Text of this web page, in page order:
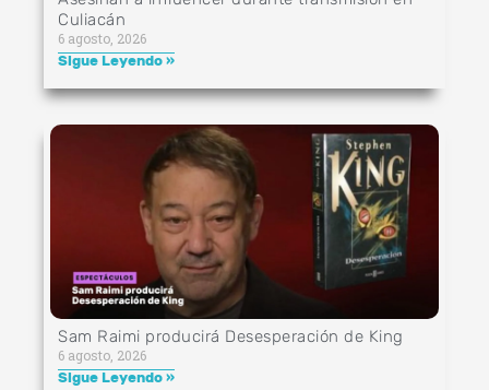
Culiacán
6 agosto, 2026
Sigue Leyendo »
Sam Raimi producirá Desesperación de King
6 agosto, 2026
Sigue Leyendo »